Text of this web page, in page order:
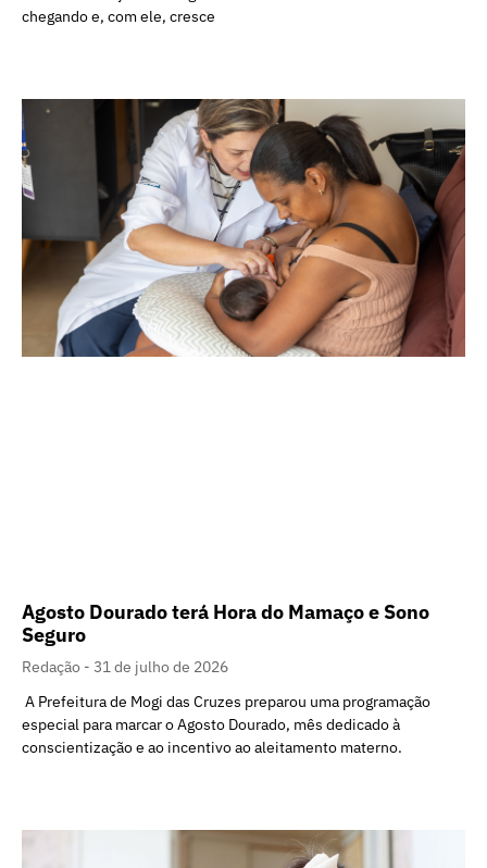
chegando e, com ele, cresce
Agosto Dourado terá Hora do Mamaço e Sono
Seguro
Redação
31 de julho de 2026
A Prefeitura de Mogi das Cruzes preparou uma programação
especial para marcar o Agosto Dourado, mês dedicado à
conscientização e ao incentivo ao aleitamento materno.